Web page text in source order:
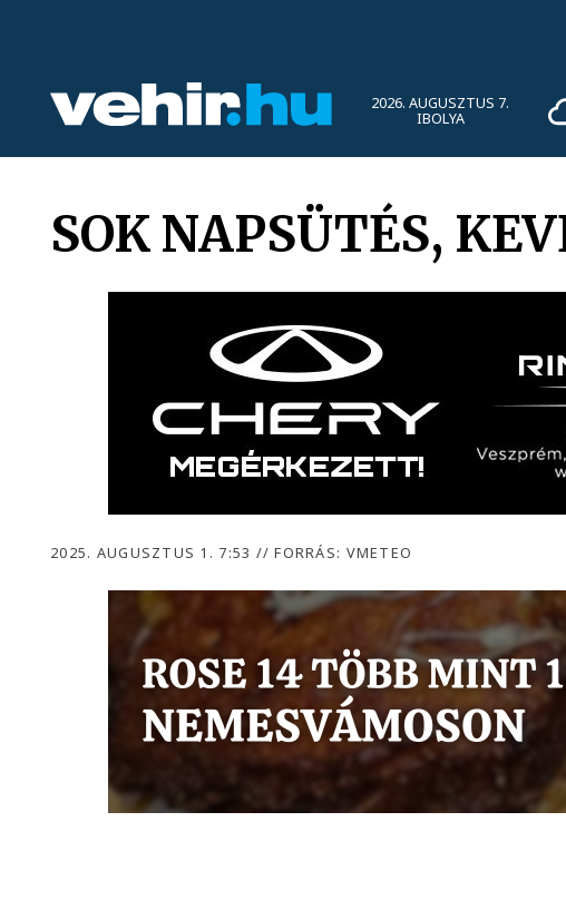
2026. AUGUSZTUS 7.
IBOLYA
SOK NAPSÜTÉS,
2025. AUGUSZTUS 1. 7:53 // FORRÁS: VMETEO